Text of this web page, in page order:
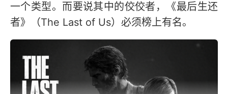
一个类型。而要说其中的佼佼者，《最后生还
者》（The Last of Us）必须榜上有名。